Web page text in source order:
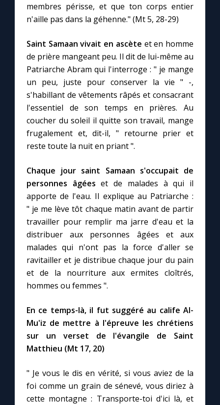
À la une
Chapelet pour le monde
Contact
Faire un don
Marie de Nazareth
membres périsse, et que ton corps entier
n'aille pas dans la géhenne." (Mt 5, 28-29)
Saint Samaan vivait en ascète et en homme
de prière mangeant peu. Il dit de lui-même au
Patriarche Abram qui l'interroge : " je mange
un peu, juste pour conserver la vie " -,
s'habillant de vêtements râpés et consacrant
l'essentiel de son temps en prières. Au
coucher du soleil il quitte son travail, mange
frugalement et, dit-il, " retourne prier et
reste toute la nuit en priant ".
Chaque jour saint Samaan s'occupait de
personnes âgées et de malades à qui il
apporte de l'eau. Il explique au Patriarche :
" je me lève tôt chaque matin avant de partir
travailler pour remplir ma jarre d'eau et la
distribuer aux personnes âgées et aux
malades qui n'ont pas la force d'aller se
ravitailler et je distribue chaque jour du pain
et de la nourriture aux ermites cloîtrés,
hommes ou femmes ".
En ce temps-là, il fut suggéré au calife Al-
Mu'iz de mettre à l'épreuve les chrétiens
sur un verset de l'évangile de Saint
Matthieu (Mt 17, 20)
" Je vous le dis en vérité, si vous aviez de la
foi comme un grain de sénevé, vous diriez à
cette montagne : Transporte-toi d'ici là, et